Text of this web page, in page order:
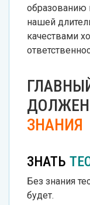
образованию
нашей
качествами
ЗНАНИЯ
ЗНАТЬ
Без знания
будет.